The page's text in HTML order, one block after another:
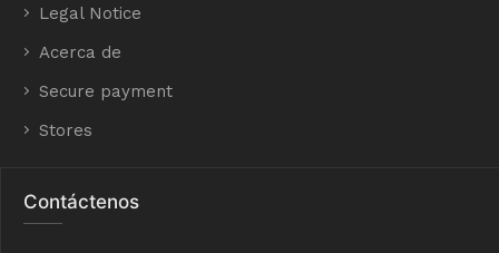
Legal Notice
Acerca de
Secure payment
Stores
Contáctenos